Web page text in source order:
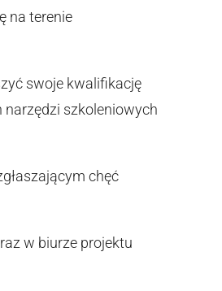
na terenie
swoje kwalifikację
szkoleniowych
chęć
w biurze projektu